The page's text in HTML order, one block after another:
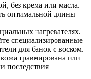
без крема или масла.
оптимальной длины —
нагревателях.
специализированные
для банок с воском.
травмирована или
последствия